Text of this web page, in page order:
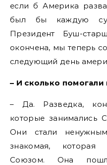
если б Америка
был бы каждую
Президент Буш-
окончена, мы теперь
следующий день
– И сколько
– Да. Разведка,
которые занимались
Они стали
знакомая, которая
Союзом. Она